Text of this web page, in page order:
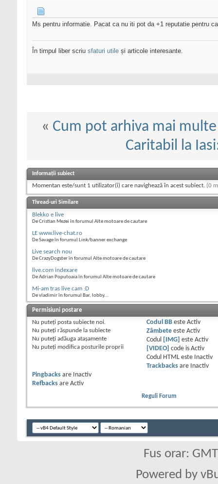
Ms pentru informatie. Pacat ca nu iti pot da +1 reputatie pentru
În timpul liber scriu sfaturi utile și articole interesante.
« Cum pot arhiva mai
Caritabil la
Informații subiect
Momentan este/sunt 1 utilizator(i) care navighează în acest subiect. (0
Thread-uri Similare
Blekko e live
De Cristian Mezei în forumul Alte motoare de cautare
LE www.live-chat.ro
De Savage în forumul Link/banner exchange
Live search nou
De CrazyDogster în forumul Alte motoare de cautare
live.com indexare
De Adrian Poputoaia în forumul Alte motoare de cautare
Mi-am tras live cam :D
De vladimir în forumul Bar, lobby...
Permisiuni postare
Nu puteţi posta subiecte noi.
Nu puteţi răspunde la subiecte
Nu puteţi adăuga ataşamente
Nu puteţi modifica posturile proprii
Codul BBeste Activ
Zâmbeteeste Activ
Codul
[IMG] este Activ
[VIDEO]
code is Activ
Codul HTML este
Inactiv
Trackbacksare
Inactiv
Pingbacks are
Inactiv
Refbacks are Activ
Reguli Forum
Fus orar:
Powered by